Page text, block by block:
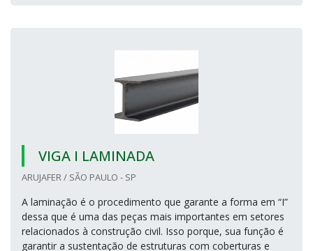
VIGA I LAMINADA
ARUJAFER / SÃO PAULO - SP
A laminação é o procedimento que garante a forma em “I”
dessa que é uma das peças mais importantes em setores
relacionados à construção civil. Isso porque, sua função é
garantir a sustentação de estruturas com coberturas e